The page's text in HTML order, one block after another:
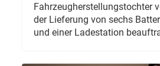
Fahrzeugherstellungstochter
der Lieferung von sechs
und einer Ladestation